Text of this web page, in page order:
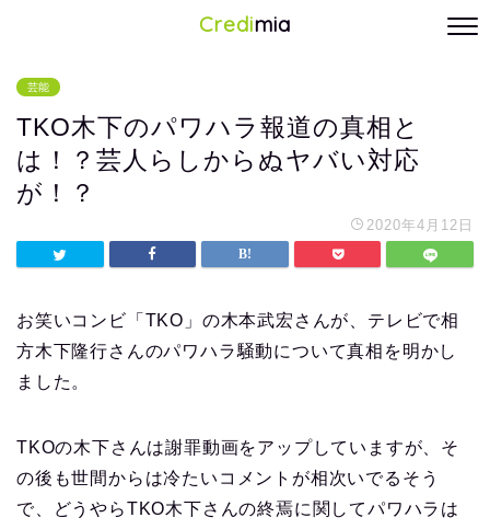
Credimia
芸能
TKO木下のパワハラ報道の真相と
は！？芸人らしからぬヤバい対応
が！？
2020年4月12日
お笑いコンビ「TKO」の木本武宏さんが、テレビで相
方木下隆行さんのパワハラ騒動について真相を明かし
ました。
TKOの木下さんは謝罪動画をアップしていますが、そ
の後も世間からは冷たいコメントが相次いでるそう
で、どうやらTKO木下さんの終焉に関してパワハラは